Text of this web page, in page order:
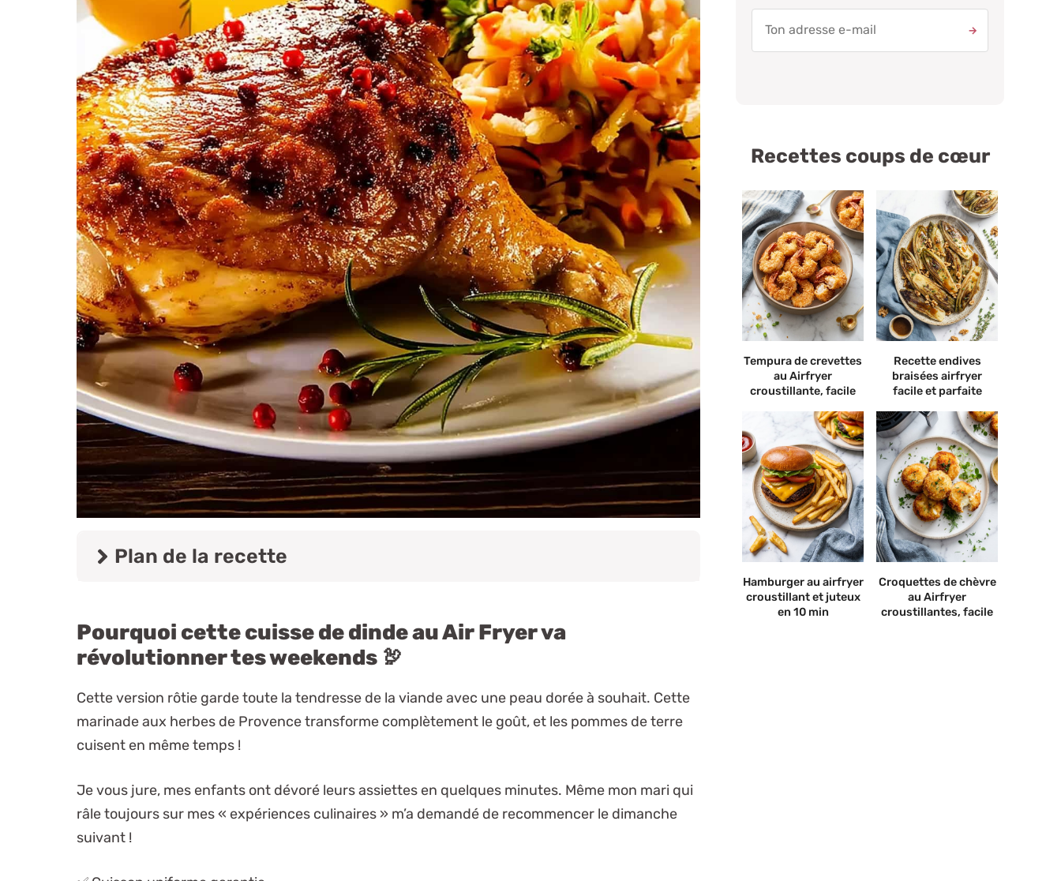
Plan de la recette
Pourquoi cette cuisse de dinde au Air Fryer va
révolutionner tes weekends 🦃
Cette version rôtie garde toute la tendresse de la viande avec une peau dorée à souhait. Cette
marinade aux herbes de Provence transforme complètement le goût, et les pommes de terre
cuisent en même temps !
Je vous jure, mes enfants ont dévoré leurs assiettes en quelques minutes. Même mon mari qui
râle toujours sur mes « expériences culinaires » m’a demandé de recommencer le dimanche
suivant !
Recettes coups de cœur
Tempura de crevettes
au Airfryer
croustillante, facile
Recette endives
braisées airfryer
facile et parfaite
Hamburger au airfryer
croustillant et juteux
en 10 min
Croquettes de chèvre
au Airfryer
croustillantes, facile